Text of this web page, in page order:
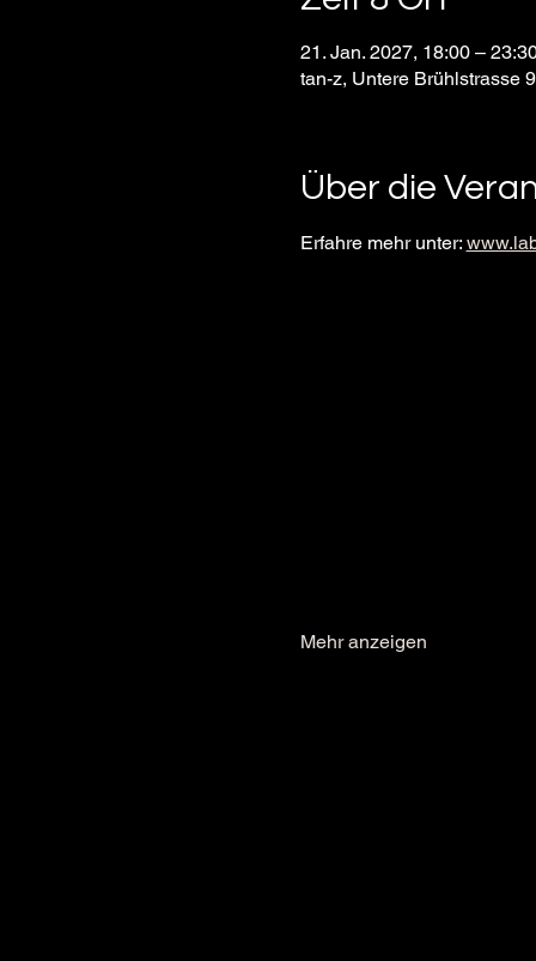
21. Jan. 2027, 18:00 –
tan-z, Untere Brühlstrasse
Über die
Erfahre mehr unter:
Mehr anzeigen